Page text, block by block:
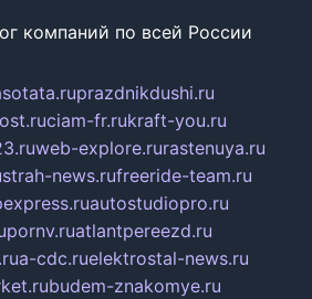
компаний по всей России
prazdnikdushi.ru
ciam-fr.rukraft-you.ru
web-explore.rurastenuya.ru
strah-news.rufreeride-team.ru
autostudiopro.ru
pornv.ruatlantpereezd.ru
a-cdc.ruelektrostal-news.ru
budem-znakomye.ru